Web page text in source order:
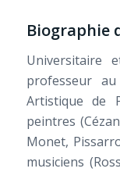
Biographie
Universitaire
professeur au
Artistique de
peintres
Monet,
musiciens